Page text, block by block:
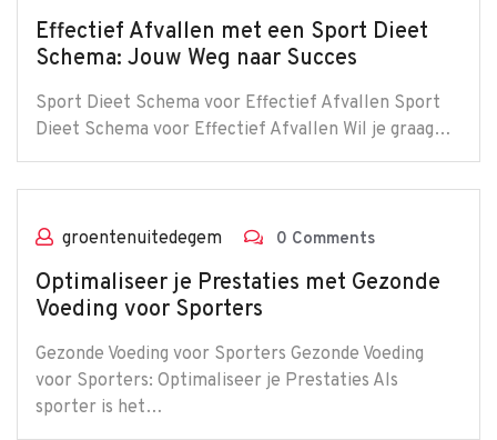
Effectief Afvallen met een Sport Dieet
Schema: Jouw Weg naar Succes
Sport Dieet Schema voor Effectief Afvallen Sport
Dieet Schema voor Effectief Afvallen Wil je graag…
groentenuitedegem 0 Comments
Optimaliseer je Prestaties met Gezonde
Voeding voor Sporters
Gezonde Voeding voor Sporters Gezonde Voeding
voor Sporters: Optimaliseer je Prestaties Als
sporter is het…